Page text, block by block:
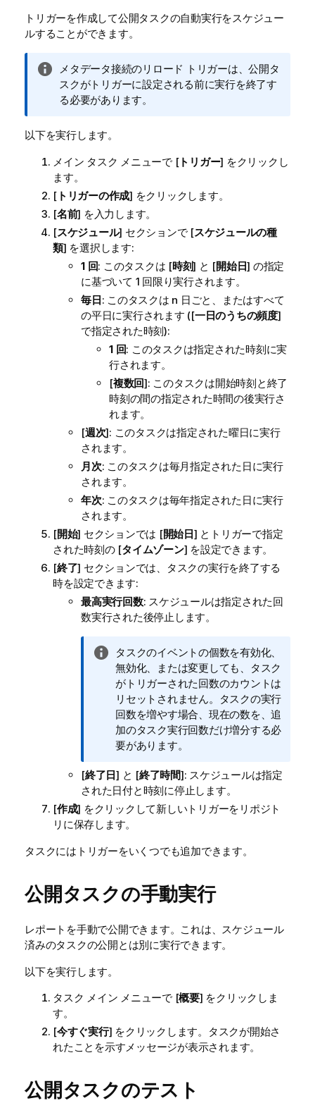
トリガーを作成して公開タスクの自動実行をスケジュー
ルすることができます。
情
報
メ
メタデータ接続のリロード トリガーは、公開タ
スクがトリガーに設定される前に実行を終了す
る必要があります。
以下を実行します。
メイン タスク メニューで [トリガー] をクリックし
ます。
[トリガーの作成] をクリックします。
[名前] を入力します。
[スケジュール] セクションで [スケジュールの種
類] を選択します:
1 回: このタスクは [時刻] と [開始日] の指定
に基づいて 1 回限り実行されます。
毎日: このタスクは n 日ごと、またはすべて
の平日に実行されます ([一日のうちの頻度]
で指定された時刻):
1 回: このタスクは指定された時刻に実
行されます。
[複数回]: このタスクは開始時刻と終了
時刻の間の指定された時間の後実行さ
れます。
[週次]: このタスクは指定された曜日に実行
されます。
月次: このタスクは毎月指定された日に実行
されます。
年次: このタスクは毎年指定された日に実行
されます。
[開始] セクションでは [開始日] とトリガーで指定
された時刻の [タイムゾーン] を設定できます。
[終了] セクションでは、タスクの実行を終了する
時を設定できます:
最高実行回数: スケジュールは指定された回
数実行された後停止します。
情
報
メ
モ
タスクのイベントの個数を有効化、
無効化、または変更しても、タスク
がトリガーされた回数のカウントは
リセットされません。タスクの実行
回数を増やす場合、現在の数を、追
加のタスク実行回数だけ増分する必
要があります。
[終了日] と [終了時間]: スケジュールは指定
された日付と時刻に停止します。
[作成] をクリックして新しいトリガーをリポジト
リに保存します。
タスクにはトリガーをいくつでも追加できます。
公開タスクの手動実行
レポートを手動で公開できます。これは、スケジュール
済みのタスクの公開とは別に実行できます。
以下を実行します。
タスク メイン メニューで [概要] をクリックしま
す。
[今すぐ実行] をクリックします。タスクが開始さ
れたことを示すメッセージが表示されます。
公開タスクのテスト